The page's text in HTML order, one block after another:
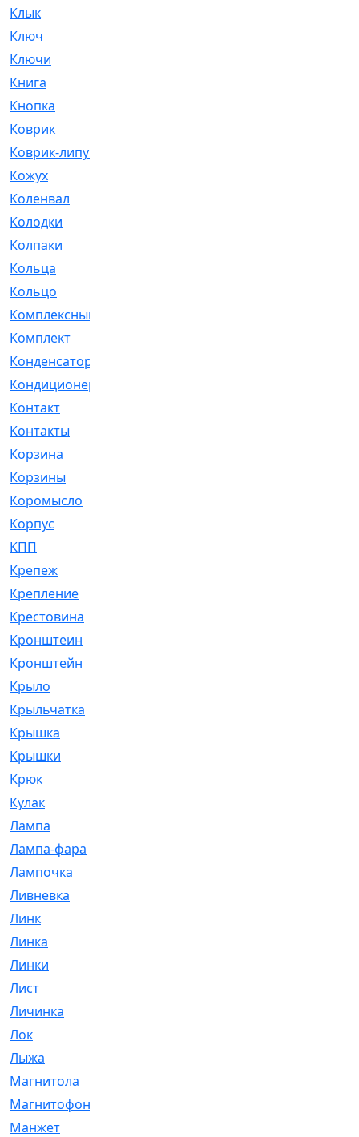
Клык
Ключ
Ключи
Книга
Кнопка
Коврик
Коврик-липучка
Кожух
Коленвал
Колодки
Колпаки
Кольца
Кольцо
Комплексный
Комплект
Конденсатор
Кондиционер
Контакт
Контакты
Корзина
Корзины
Коромысло
Корпус
КПП
Крепеж
Крепление
Крестовина
Кронштеин
Кронштейн
Крыло
Крыльчатка
Крышка
Крышки
Крюк
Кулак
Лампа
Лампа-фара
Лампочка
Ливневка
Линк
Линка
Линки
Лист
Личинка
Лок
Лыжа
Магнитола
Магнитофон
Манжет